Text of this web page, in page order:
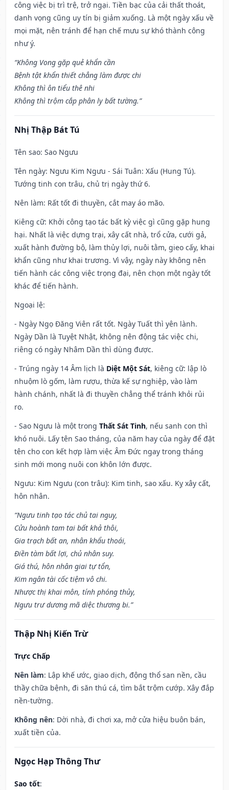
công việc bị trì trệ, trở ngại. Tiền bạc của cải thất thoát,
danh vọng cũng uy tín bị giảm xuống. Là một ngày xấu về
mọi mặt, nên tránh để hạn chế mưu sự khó thành công
như ý.
“Không Vong gặp quẻ khẩn cần
Bệnh tật khẩn thiết chẳng làm được chi
Không thì ôn tiểu thê nhi
Không thì trộm cắp phân ly bất tường.”
Nhị Thập Bát Tú
Tên sao: Sao Ngưu
Tên ngày: Ngưu Kim Ngưu - Sái Tuân: Xấu (Hung Tú).
Tướng tinh con trâu, chủ trị ngày thứ 6.
Nên làm: Rất tốt đi thuyền, cắt may áo mão.
Kiêng cữ: Khởi công tạo tác bất kỳ việc gì cũng gặp hung
hại. Nhất là việc dựng trại, xây cất nhà, trổ cửa, cưới gả,
xuất hành đường bộ, làm thủy lợi, nuôi tằm, gieo cấy, khai
khẩn cũng như khai trương. Vì vậy, ngày này không nên
tiến hành các công việc trọng đại, nên chọn một ngày tốt
khác để tiến hành.
Ngoại lệ:
- Ngày Ngọ Đăng Viên rất tốt. Ngày Tuất thì yên lành.
Ngày Dần là Tuyệt Nhật, không nên động tác việc chi,
riêng có ngày Nhâm Dần thì dùng được.
- Trúng ngày 14 Âm lịch là Diệt Một Sát, kiêng cữ: lập lò
nhuộm lò gốm, làm rượu, thừa kế sự nghiệp, vào làm
hành chánh, nhất là đi thuyền chẳng thể tránh khỏi rủi
ro.
- Sao Ngưu là một trong Thất Sát Tinh, nếu sanh con thì
khó nuôi. Lấy tên Sao tháng, của năm hay của ngày để đặt
tên cho con kết hợp làm việc Âm Đức ngay trong tháng
sinh mới mong nuôi con khôn lớn được.
Ngưu: Kim Ngưu (con trâu): Kim tinh, sao xấu. Kỵ xây cất,
hôn nhân.
“Ngưu tinh tạo tác chủ tai nguy,
Cửu hoành tam tai bất khả thôi,
Gia trạch bất an, nhân khẩu thoái,
Điền tàm bất lợi, chủ nhân suy.
Giá thú, hôn nhân giai tự tổn,
Kim ngân tài cốc tiệm vô chi.
Nhược thị khai môn, tính phóng thủy,
Ngưu trư dương mã diệc thương bi.”
Thập Nhị Kiến Trừ
Trực Chấp
Nên làm: Lập khế ước, giao dịch, động thổ san nền, cầu
thầy chữa bệnh, đi săn thú cá, tìm bắt trộm cướp. Xây đắp
nền-tường.
Không nên: Dời nhà, đi chơi xa, mở cửa hiệu buôn bán,
xuất tiền của.
Ngọc Hạp Thông Thư
Sao tốt: